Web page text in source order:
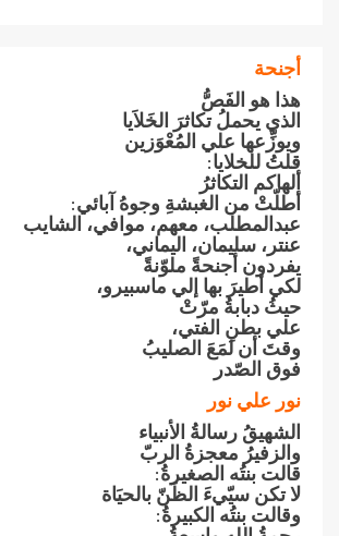
أجنحة
هذا هو الفَصُّ
الذي‮ ‬يحملُ‮ ‬تكاثرَ‮ ‬الخَلاَيا
ويوزِّعها علي المُعْوَزين
قلتُ‮ ‬للخلايا‮:‬
ألهاكم التكاثرُ
أطلّتْ‮ ‬من الغبشةِ‮ ‬وجوهُ‮ ‬آبائي‮:‬
عبدالمطلب،‮ ‬معهم،‮ ‬موافي،‮ ‬الشايب
عنتر،‮ ‬سليمان،‮ ‬اليماني،
يفردون أجنحةً‮ ‬ملوّنةً
لكي أطيرَ‮ ‬بها إلي ماسبيرو،
حيثُ‮ ‬دبابةُ‮ ‬مرّتْ
علي بطنِ‮ ‬الفتي،
وقتَ‮ ‬أن لمَعَ‮ ‬الصليبُ
فوق الصّدر
نور علي نور
الشهيقُ‮ ‬رسالةُ‮ ‬الأنبياء
والزفيرُ‮ ‬معجزةُ‮ ‬الربّ
قالت بنتُه الصغيرةُ‮:‬
لا تكن سيّيءَ‮ ‬الظَنّ‮ ‬بالحيَاة
وقالت بنتُه الكبيرةُ‮:‬